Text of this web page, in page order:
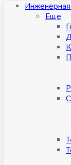
Инженерная
Eще